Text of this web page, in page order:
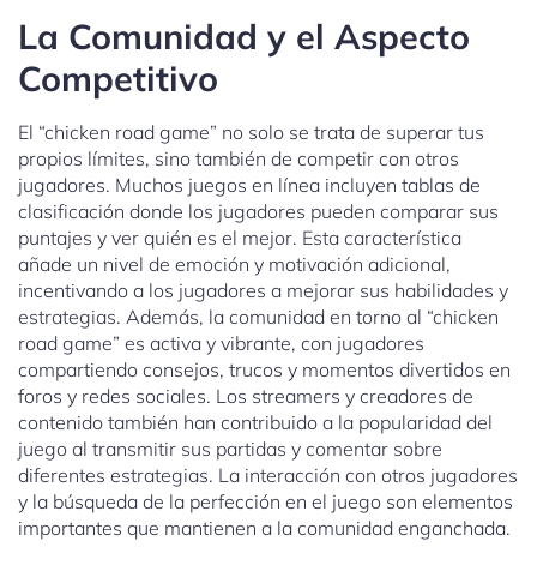
La Comunidad y el Aspecto
Competitivo
El “chicken road game” no solo se trata de superar tus
propios límites, sino también de competir con otros
jugadores. Muchos juegos en línea incluyen tablas de
clasificación donde los jugadores pueden comparar sus
puntajes y ver quién es el mejor. Esta característica
añade un nivel de emoción y motivación adicional,
incentivando a los jugadores a mejorar sus habilidades y
estrategias. Además, la comunidad en torno al “chicken
road game” es activa y vibrante, con jugadores
compartiendo consejos, trucos y momentos divertidos en
foros y redes sociales. Los streamers y creadores de
contenido también han contribuido a la popularidad del
juego al transmitir sus partidas y comentar sobre
diferentes estrategias. La interacción con otros jugadores
y la búsqueda de la perfección en el juego son elementos
importantes que mantienen a la comunidad enganchada.